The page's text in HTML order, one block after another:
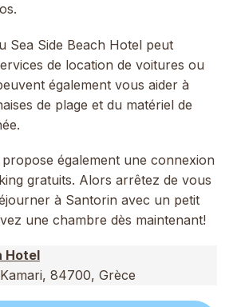
Sea Side Beach Hotel peut
de location de voitures ou
également vous aider à
de plage et du matériel de
propose également une connexion
gratuits. Alors arrêtez de vous
à Santorin avec un petit
une chambre dès maintenant!
Hotel
84700, Grèce